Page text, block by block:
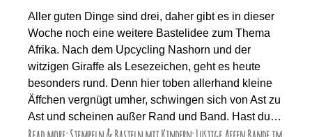
Aller guten Dinge sind drei, daher gibt es in dieser
Woche noch eine weitere Bastelidee zum Thema
Afrika. Nach dem Upcycling Nashorn und der
witzigen Giraffe als Lesezeichen, geht es heute
besonders rund. Denn hier toben allerhand kleine
Äffchen vergnügt umher, schwingen sich von Ast zu
Ast und scheinen außer Rand und Band. Hast du…